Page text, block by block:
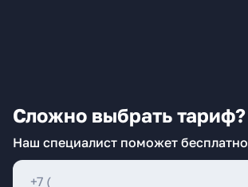
Сложно выбрать тариф?
Наш специалист поможет бесплатно